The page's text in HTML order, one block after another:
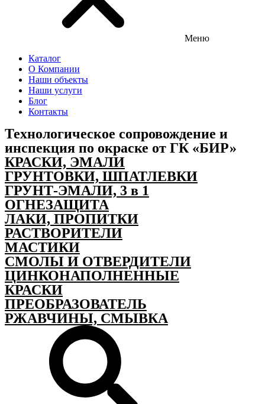
Меню
Каталог
О Компании
Наши объекты
Наши услуги
Блог
Контакты
Технологическое сопровождение и
инспекция по окраске от ГК «БИР»
КРАСКИ, ЭМАЛИ
ГРУНТОВКИ, ШПАТЛЕВКИ
ГРУНТ-ЭМАЛИ, 3 в 1
ОГНЕЗАЩИТА
ЛАКИ, ПРОПИТКИ
РАСТВОРИТЕЛИ
МАСТИКИ
СМОЛЫ И ОТВЕРДИТЕЛИ
ЦИНКОНАПОЛНЕННЫЕ
КРАСКИ
ПРЕОБРАЗОВАТЕЛЬ
РЖАВЧИНЫ, СМЫВКА